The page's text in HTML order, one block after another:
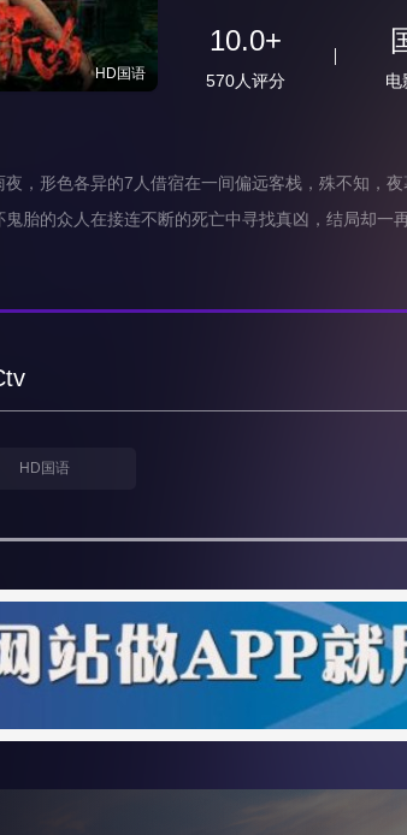
HD国语
10.0+
570人评分 电
形色各异的7人借宿在一间偏远客栈，殊不知，夜
鬼胎的众人在接连不断的死亡中寻找真凶，结局却一再
HD国语